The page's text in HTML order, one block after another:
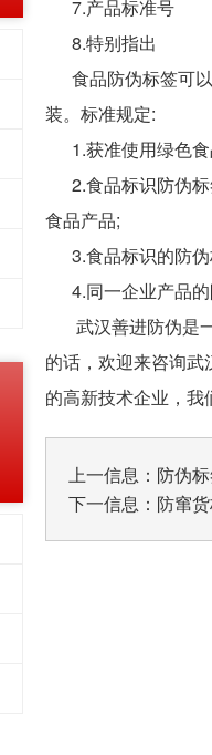
7.产品标准号
8.特别指出
食品防伪标签可以
装。标准规定:
1.获准使用绿色食
2.食品标识防伪标
食品产品;
3.食品标识的防伪
4.同一企业产品的
武汉善进防伪是一
的话，欢迎来咨询
的高新技术企业，我
上一信息： 防伪
下一信息： 防窜